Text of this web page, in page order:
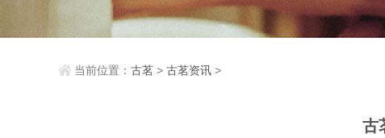
当前位置：古茗 >古茗资讯 >
古